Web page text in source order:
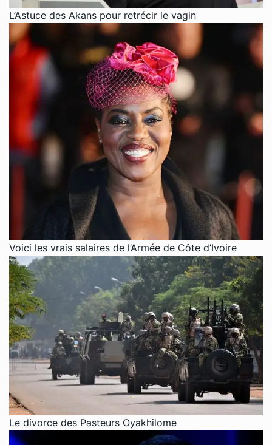
L’Astuce des Akans pour retrécir le vagin
Voici les vrais salaires de l’Armée de Côte d’Ivoire
Le divorce des Pasteurs Oyakhilome